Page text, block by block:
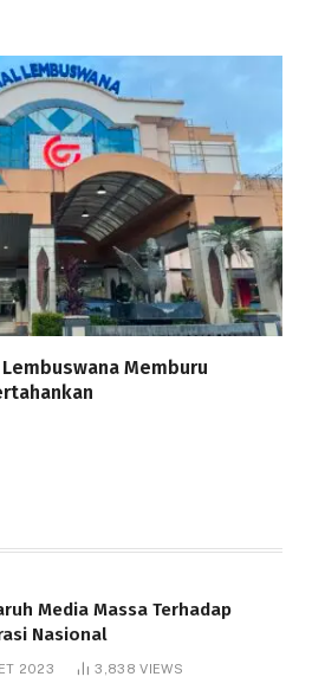
Memburu
Media Massa Terhadap
Nasional
2023 3,838VIEWS